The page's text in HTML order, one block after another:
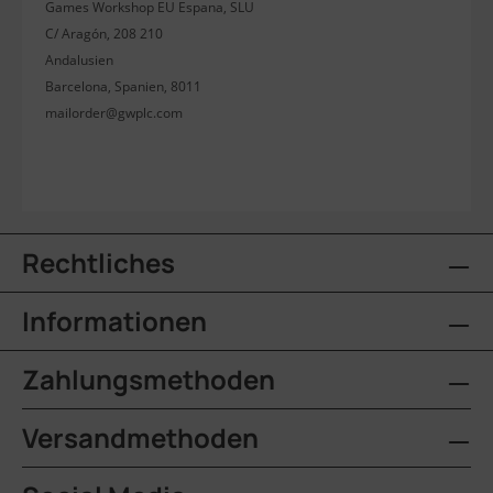
Games Workshop EU Espana, SLU
C/ Aragón, 208 210
Andalusien
Barcelona, Spanien, 8011
mailorder@gwplc.com
Rechtliches
Informationen
Zahlungsmethoden
Versandmethoden